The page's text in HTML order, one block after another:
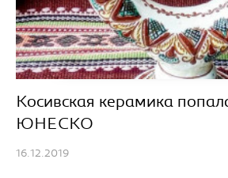
Косивская керамика
ЮНЕСКО
16.12.2019